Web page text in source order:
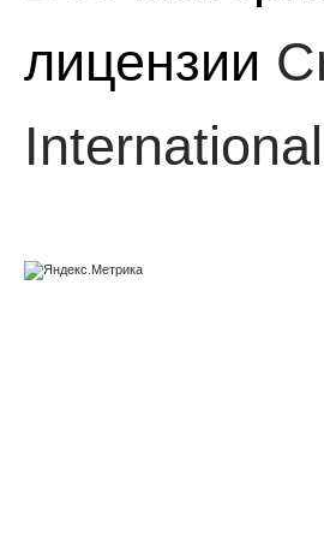
лицензии
International